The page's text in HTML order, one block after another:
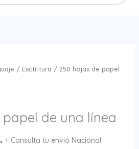
/ Esctritura / 250 hojas de papel
de una línea
+ Consulta tu envió Nacional